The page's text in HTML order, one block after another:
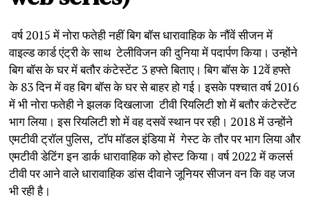
वर्ष 2015 में नोरा फतेही नहीं बिग बॉस धारावाहिक के नौंवें सीजन में
वाइल्ड कार्ड एंट्री के साथ टेलीविजन की दुनिया में पदार्पण किया। उन्होंने
बिग बॉस के घर में बतौर कंटेस्टेंट 3 हफ्ते बिताए। बिग बॉस के 12वें हफ्ते
के 83 दिन में वह बिग बॉस के घर से बाहर हो गई। इसके पश्चात वर्ष 2016
में भी नोरा फतेही ने झलक दिखलाजा टीवी रियलिटी शो में बतौर कंटेस्टेंट
भाग लिया। इस रियलिटी शो में वह दसवें स्थान पर रही। 2018 में उन्होंने
एमटीवी ट्रॉल पुलिस, टॉप मॉडल इंडिया में गेस्ट के तौर पर भाग लिया और
एमटीवी डेटिंग इन डार्क धारावाहिक को होस्ट किया। वर्ष 2022 में कलर्स
टीवी पर आने वाले धारावाहिक डांस दीवाने जूनियर सीजन वन कि वह जज
भी रही है।